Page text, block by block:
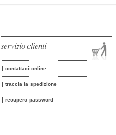
servizio clienti
contattaci online
traccia la spedizione
recupero password